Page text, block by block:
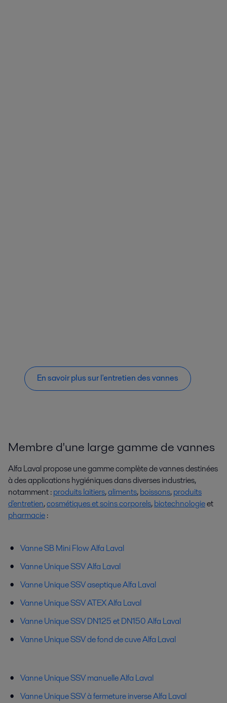
En savoir plus sur l'entretien des vannes
Membre d'une large gamme de vannes
Alfa Laval propose une gamme complète de vannes destinées
à des applications hygiéniques dans diverses industries,
notamment :produits laitiers,aliments,boissons,produits
d'entretien,cosmétiques et soins corporels,biotechnologieet
pharmacie:
Vanne SB Mini Flow Alfa Laval
Vanne Unique SSV Alfa Laval
Vanne Unique SSV aseptique Alfa Laval
Vanne Unique SSV ATEX Alfa Laval
Vanne Unique SSV DN125 et DN150 Alfa Laval
Vanne Unique SSV de fond de cuve Alfa Laval
Vanne Unique SSV manuelle Alfa Laval
Vanne Unique SSV à fermeture inverse Alfa Laval